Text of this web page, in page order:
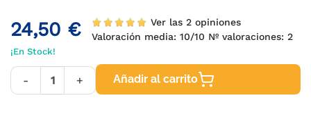
24,50 €
Ver las 2 opiniones
Valoración media: 10/10 Nº valoraciones: 2
¡En Stock!
- + Añadir al carrito